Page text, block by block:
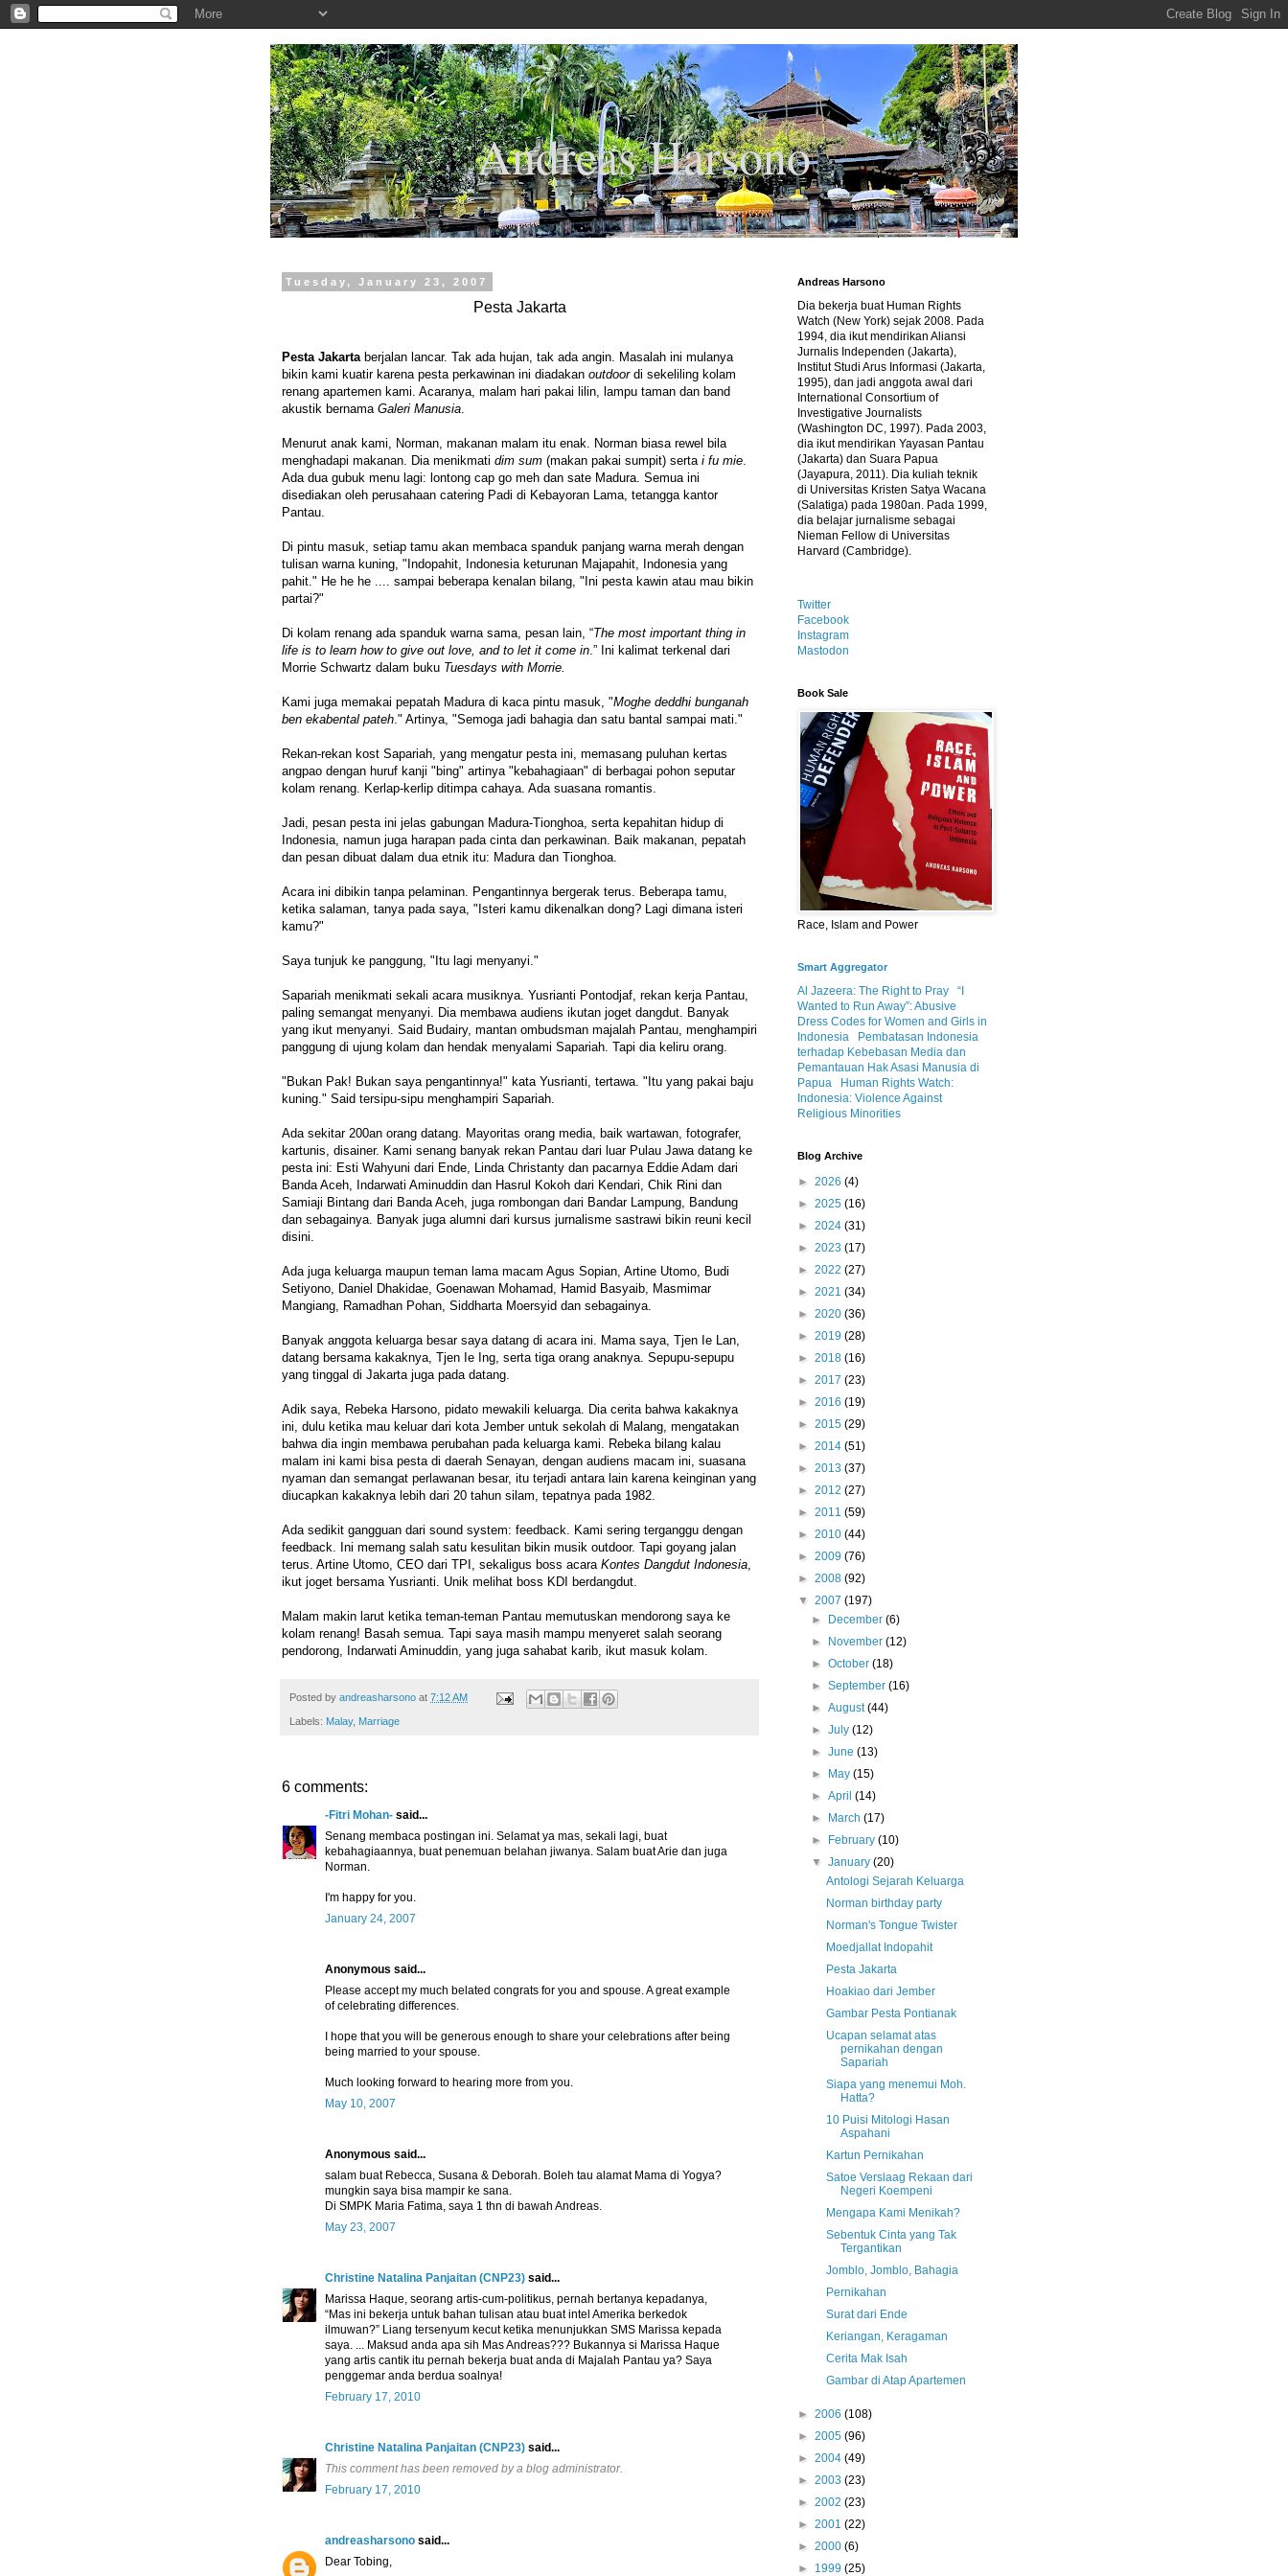
.
Andreas Harsono
Tuesday, January 23, 2007
Pesta Jakarta
Pesta Jakartaberjalan lancar. Tak ada hujan, tak ada angin. Masalah ini mulanya
bikin kami kuatir karena pesta perkawinan ini diadakan outdoordi sekeliling kolam
renang apartemen kami. Acaranya, malam hari pakai lilin, lampu taman dan band
akustik bernama Galeri Manusia.
Menurut anak kami, Norman, makanan malam itu enak. Norman biasa rewel bila
menghadapi makanan. Dia menikmati dim sum (makan pakai sumpit) serta i fu mie.
Ada dua gubuk menu lagi: lontong cap go meh dan sate Madura. Semua ini
disediakan oleh perusahaan catering Padi di Kebayoran Lama, tetangga kantor
Pantau.
Di pintu masuk, setiap tamu akan membaca spanduk panjang warna merah dengan
tulisan warna kuning, "Indopahit, Indonesia keturunan Majapahit, Indonesia yang
pahit." He he he .... sampai beberapa kenalan bilang, "Ini pesta kawin atau mau bikin
partai?"
Di kolam renang ada spanduk warna sama, pesan lain, “The most important thing in
life is to learn how to give out love, and to let it come in.” Ini kalimat terkenal dari
Morrie Schwartz dalam buku Tuesdays with Morrie.
Kami juga memakai pepatah Madura di kaca pintu masuk, "Moghe deddhi bunganah
ben ekabental pateh." Artinya, "Semoga jadi bahagia dan satu bantal sampai mati."
Rekan-rekan kost Sapariah, yang mengatur pesta ini, memasang puluhan kertas
angpao dengan huruf kanji "bing" artinya "kebahagiaan" di berbagai pohon seputar
kolam renang. Kerlap-kerlip ditimpa cahaya. Ada suasana romantis.
Jadi, pesan pesta ini jelas gabungan Madura-Tionghoa, serta kepahitan hidup di
Indonesia, namun juga harapan pada cinta dan perkawinan. Baik makanan, pepatah
dan pesan dibuat dalam dua etnik itu: Madura dan Tionghoa.
Acara ini dibikin tanpa pelaminan. Pengantinnya bergerak terus. Beberapa tamu,
ketika salaman, tanya pada saya, "Isteri kamu dikenalkan dong? Lagi dimana isteri
kamu?"
Saya tunjuk ke panggung, "Itu lagi menyanyi."
Sapariah menikmati sekali acara musiknya. Yusrianti Pontodjaf, rekan kerja Pantau,
paling semangat menyanyi. Dia membawa audiens ikutan joget dangdut. Banyak
yang ikut menyanyi. Said Budairy, mantan ombudsman majalah Pantau, menghampiri
panggung di ujung kolam dan hendak menyalami Sapariah. Tapi dia keliru orang.
"Bukan Pak! Bukan saya pengantinnya!" kata Yusrianti, tertawa. "Itu yang pakai baju
kuning." Said tersipu-sipu menghampiri Sapariah.
Ada sekitar 200an orang datang. Mayoritas orang media, baik wartawan, fotografer,
kartunis, disainer. Kami senang banyak rekan Pantau dari luar Pulau Jawa datang ke
pesta ini: Esti Wahyuni dari Ende, Linda Christanty dan pacarnya Eddie Adam dari
Banda Aceh, Indarwati Aminuddin dan Hasrul Kokoh dari Kendari, Chik Rini dan
Samiaji Bintang dari Banda Aceh, juga rombongan dari Bandar Lampung, Bandung
dan sebagainya. Banyak juga alumni dari kursus jurnalisme sastrawi bikin reuni kecil
disini.
Ada juga keluarga maupun teman lama macam Agus Sopian, Artine Utomo, Budi
Setiyono, Daniel Dhakidae, Goenawan Mohamad, Hamid Basyaib, Masmimar
Mangiang, Ramadhan Pohan, Siddharta Moersyid dan sebagainya.
Banyak anggota keluarga besar saya datang di acara ini. Mama saya, Tjen Ie Lan,
datang bersama kakaknya, Tjen Ie Ing, serta tiga orang anaknya. Sepupu-sepupu
yang tinggal di Jakarta juga pada datang.
Adik saya, Rebeka Harsono, pidato mewakili keluarga. Dia cerita bahwa kakaknya
ini, dulu ketika mau keluar dari kota Jember untuk sekolah di Malang, mengatakan
bahwa dia ingin membawa perubahan pada keluarga kami. Rebeka bilang kalau
malam ini kami bisa pesta di daerah Senayan, dengan audiens macam ini, suasana
nyaman dan semangat perlawanan besar, itu terjadi antara lain karena keinginan yang
diucapkan kakaknya lebih dari 20 tahun silam, tepatnya pada 1982.
Ada sedikit gangguan dari sound system: feedback. Kami sering terganggu dengan
feedback. Ini memang salah satu kesulitan bikin musik outdoor. Tapi goyang jalan
terus. Artine Utomo, CEO dari TPI, sekaligus boss acara Kontes Dangdut Indonesia,
ikut joget bersama Yusrianti. Unik melihat boss KDI berdangdut.
Malam makin larut ketika teman-teman Pantau memutuskan mendorong saya ke
kolam renang! Basah semua. Tapi saya masih mampu menyeret salah seorang
pendorong, Indarwati Aminuddin, yang juga sahabat karib, ikut masuk kolam.
Posted by andreasharsono at 7:12 AM
Labels: Malay, Marriage
6 comments:
-Fitri Mohan- said...
Senang membaca postingan ini. Selamat ya mas, sekali lagi, buat
kebahagiaannya, buat penemuan belahan jiwanya. Salam buat Arie dan juga
Norman.
I'm happy for you.
January 24, 2007
Anonymous said...
Please accept my much belated congrats for you and spouse. A great example
of celebrating differences.
I hope that you will be generous enough to share your celebrations after being
being married to your spouse.
Much looking forward to hearing more from you.
May 10, 2007
Anonymous said...
salam buat Rebecca, Susana & Deborah. Boleh tau alamat Mama di Yogya?
mungkin saya bisa mampir ke sana.
Di SMPK Maria Fatima, saya 1 thn di bawah Andreas.
May 23, 2007
Christine Natalina Panjaitan (CNP23) said...
Marissa Haque, seorang artis-cum-politikus, pernah bertanya kepadanya,
“Mas ini bekerja untuk bahan tulisan atau buat intel Amerika berkedok
ilmuwan?” Liang tersenyum kecut ketika menunjukkan SMS Marissa kepada
saya. ... Maksud anda apa sih Mas Andreas??? Bukannya si Marissa Haque
yang artis cantik itu pernah bekerja buat anda di Majalah Pantau ya? Saya
penggemar anda berdua soalnya!
February 17, 2010
Christine Natalina Panjaitan (CNP23) said...
This comment has been removed by a blog administrator.
February 17, 2010
andreasharsono said...
Dear Tobing,
Andreas Harsono
Dia bekerja buat Human Rights
Watch (New York) sejak 2008. Pada
1994, dia ikut mendirikan Aliansi
Jurnalis Independen (Jakarta),
Institut Studi Arus Informasi (Jakarta,
1995), dan jadi anggota awal dari
International Consortium of
Investigative Journalists
(Washington DC, 1997). Pada 2003,
dia ikut mendirikan Yayasan Pantau
(Jakarta) dan Suara Papua
(Jayapura, 2011). Dia kuliah teknik
di Universitas Kristen Satya Wacana
(Salatiga) pada 1980an. Pada 1999,
dia belajar jurnalisme sebagai
Nieman Fellow di Universitas
Harvard (Cambridge).
Twitter
Facebook
Instagram
Mastodon
Book Sale
Race, Islam and Power
Smart Aggregator
Al Jazeera: The Right to Pray
“I
Wanted to Run Away”: Abusive
Dress Codes for Women and Girls in
Indonesia
Pembatasan Indonesia
terhadap Kebebasan Media dan
Pemantauan Hak Asasi Manusia di
Papua
Human Rights Watch:
Indonesia: Violence Against
Religious Minorities
Blog Archive
► 2026 (4)
► 2025 (16)
► 2024 (31)
► 2023 (17)
► 2022 (27)
► 2021 (34)
► 2020 (36)
► 2019 (28)
► 2018 (16)
► 2017 (23)
► 2016 (19)
► 2015 (29)
► 2014 (51)
► 2013 (37)
► 2012 (27)
► 2011 (59)
► 2010 (44)
► 2009 (76)
► 2008 (92)
▼ 2007 (197)
►
December(6)
►
November(12)
►October(18)
►September(16)
►August(44)
►July(12)
►June(13)
►
May(15)
►April(14)
►
March(17)
►
February(10)
▼January(20)
Antologi Sejarah Keluarga
Norman birthday party
Norman's Tongue Twister
Moedjallat Indopahit
Pesta Jakarta
Hoakiao dari Jember
Gambar Pesta Pontianak
Ucapan selamat atas
pernikahan dengan
Sapariah
Siapa yang menemui Moh.
Hatta?
10 Puisi Mitologi Hasan
Aspahani
Kartun Pernikahan
Satoe Verslaag Rekaan dari
Negeri Koempeni
Mengapa Kami Menikah?
Sebentuk Cinta yang Tak
Tergantikan
Jomblo, Jomblo, Bahagia
Pernikahan
Surat dari Ende
Keriangan, Keragaman
Cerita Mak Isah
Gambar di Atap Apartemen
► 2006 (108)
► 2005 (96)
► 2004 (49)
► 2003 (23)
► 2002 (23)
► 2001 (22)
► 2000 (6)
► 1999 (25)